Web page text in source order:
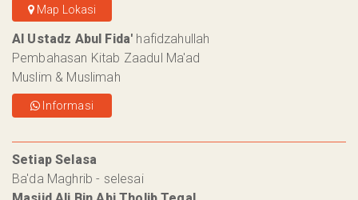
Map Lokasi
Al Ustadz Abul Fida' hafidzahullah
Pembahasan Kitab Zaadul Ma'ad
Muslim & Muslimah
Informasi
Setiap Selasa
Ba'da Maghrib - selesai